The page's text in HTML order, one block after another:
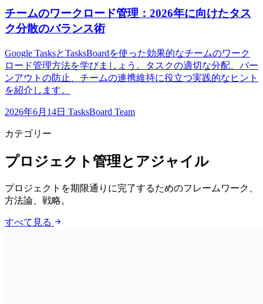
チームのワークロード管理：2026年に向けたタス
ク分散のバランス術
Google TasksとTasksBoardを使った効果的なチームのワーク
ロード管理方法を学びましょう。タスクの適切な分配、バー
ンアウトの防止、チームの連携維持に役立つ実践的なヒント
を紹介します。
2026年6月14日 TasksBoard Team
カテゴリー
プロジェクト管理とアジャイル
プロジェクトを期限通りに完了するためのフレームワーク、
方法論、戦略。
すべて見る arrow_forward